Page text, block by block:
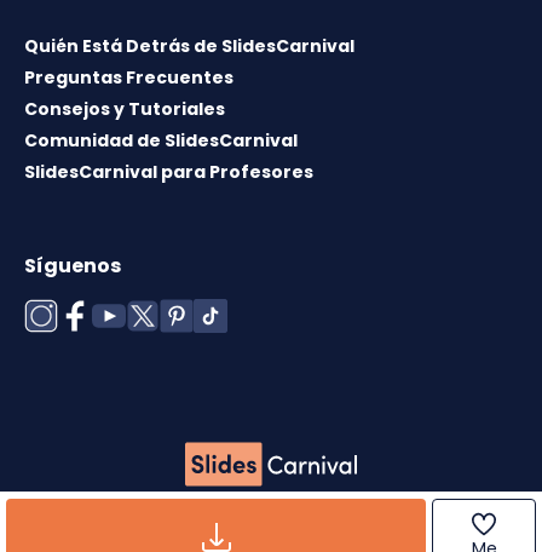
Quién Está Detrás de SlidesCarnival
Preguntas Frecuentes
Consejos y Tutoriales
Comunidad de SlidesCarnival
SlidesCarnival para Profesores
Síguenos
Copyright © 2026 ·Término de uso·Licencia de
Política de cookies